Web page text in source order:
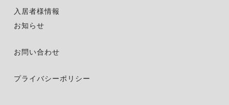
入居者様情報
お知らせ
お問い合わせ
プライバシーポリシー